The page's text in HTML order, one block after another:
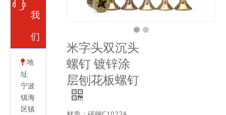
我
们
 地
址
宁波
镇海
区镇
米字头双沉头
螺钉 镀锌涂
层刨花板螺钉